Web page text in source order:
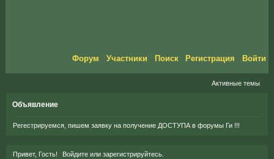
Форум Участники Поиск Регистрация Войти
Активные темы
Объявление
Регестрируемся, пишем заявку на получение ДОСТУПА в форумы Ги !!!
Привет, Гость! Войдите илизарегистрируйтесь